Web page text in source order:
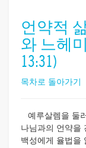
언약적
와 느헤
13:31)
목차로 돌아가기
예루살렘을 둘
나님과의 언약을
백성에게 율법을